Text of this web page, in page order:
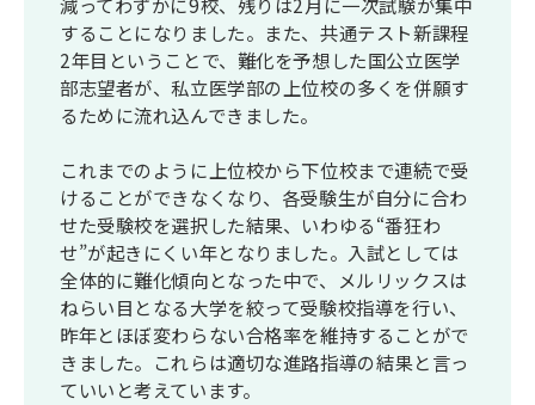
することになりました。また、共通テスト新課程
2年目ということで、難化を予想した国公立医学
部志望者が、私立医学部の上位校の多くを併願す
るために流れ込んできました。
これまでのように上位校から下位校まで連続で受
けることができなくなり、各受験生が自分に合わ
せた受験校を選択した結果、いわゆる“番狂わ
せ”が起きにくい年となりました。入試としては
全体的に難化傾向となった中で、メルリックスは
ねらい目となる大学を絞って受験校指導を行い、
昨年とほぼ変わらない合格率を維持することがで
きました。これらは適切な進路指導の結果と言っ
ていいと考えています。